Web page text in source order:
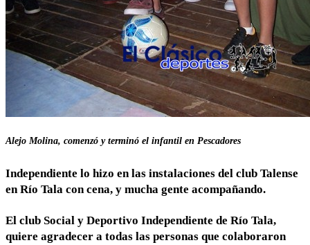
Alejo Molina, comenzó y terminó el infantil en Pescadores
Independiente lo hizo en las instalaciones del club Talense
en Río Tala con cena, y mucha gente acompañando.
El club Social y Deportivo Independiente de Río Tala,
quiere agradecer a todas las personas que colaboraron